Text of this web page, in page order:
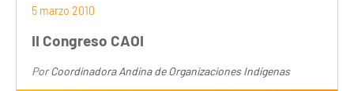
5 marzo 2010
II Congreso CAOI
PorCoordinadora Andina de Organizaciones Indígenas